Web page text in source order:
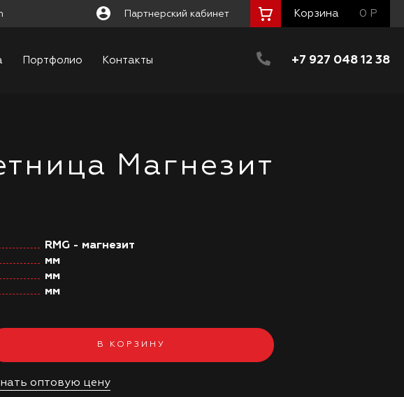
Партнерский кабинет Корзина 0 Р
Портфолио Контакты +7 927 048 12 38
Магнезит
RMG - магнезит
мм
мм
мм
В КОРЗИНУ
оптовую цену